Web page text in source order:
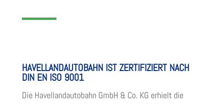
HAVEL­LAND­AU­TO­BAHN IST ZER­TI­FI­ZIERT NACH
DIN EN ISO 9001
Die Havel­land­au­to­bahn GmbH & Co. KG erhielt die